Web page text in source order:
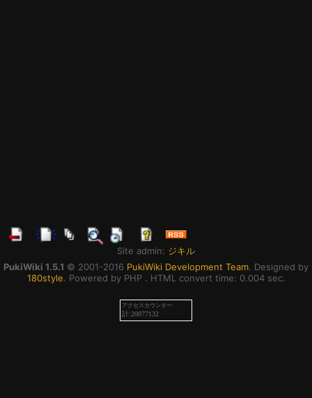
Site admin: ジキル
PukiWiki 1.5.1 © 2001-2016 PukiWiki Development Team. Designed by
180style. Powered by PHP . HTML convert time: 0.004 sec.